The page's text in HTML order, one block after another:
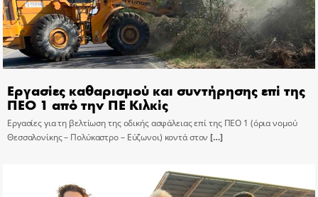
Εργασίες καθαρισμού και συντήρησης επί της
ΠΕΟ 1 από την ΠΕ Κιλκίς
Εργασίες για τη βελτίωση της οδικής ασφάλειας επί της ΠΕΟ 1 (όρια νομού
Θεσσαλονίκης – Πολύκαστρο – Εύζωνοι) κοντά στον […]